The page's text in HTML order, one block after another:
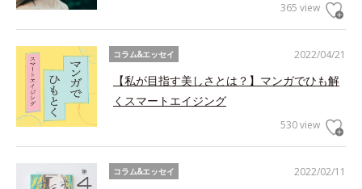
365 view
2022/04/21
コラム&エッセイ
【私が目指す美しさとは？】マンガでひも解
くスマートエイジング
530 view
2022/02/11
コラム&エッセイ